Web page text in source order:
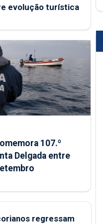
evolução turística
107.º
Delgada entre
regressam